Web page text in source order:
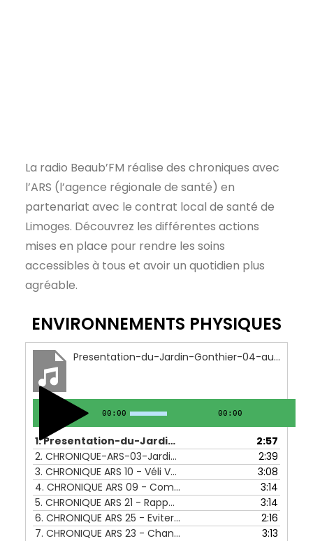
La radio Beaub’FM réalise des chroniques avec
l’ARS (l’agence régionale de santé) en
partenariat avec le contrat local de santé de
Limoges. Découvrez les différentes actions
mises en place pour rendre les soins
accessibles à tous et avoir un quotidien plus
agréable.
ENVIRONNEMENTS PHYSIQUES
Presentation-du-Jardin-Gonthier-04-au-08-octobre-2021
00:00 00:00
1.Presentation-du-Jardin-Gonthier-04-au-08-octobre-2021
2:57
2. CHRONIQUE-ARS-03-Jardin-Gonthier-_-temoignage-de-Jacky-18-au-22-octobre-2021
2:39
3. CHRONIQUE ARS 10 - Véli Vélo - 06 au 10 décembre 2021
3:08
4. CHRONIQUE ARS 09 - Comment réagir en cas d_agression - 29 au 03 décembre 2021
3:14
5. CHRONIQUE ARS 21 - Rappel des consignes de tri des déchets - 21 au 25 février 2022
3:14
6. CHRONIQUE ARS 25 - Eviter les dépots sauvages de déchets - 21 au 25 mars 2022
2:16
7. CHRONIQUE ARS 23 - Changer l'image du déchet à travers différentes manifestations - 07 au 11 mars 2022
3:13